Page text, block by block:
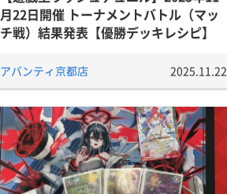
月22日開催 トーナメントバトル（マッ
チ戦）結果発表【優勝デッキレシピ】
アバンティ京都店 2025.11.22